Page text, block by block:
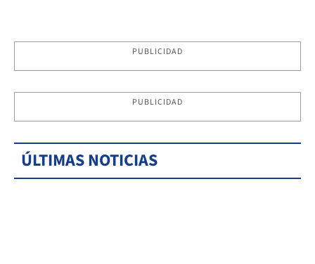
PUBLICIDAD
PUBLICIDAD
ÚLTIMAS NOTICIAS